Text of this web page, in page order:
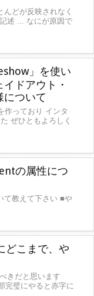
どが反映されなく
述 ... なにが原因で
」を使い
ドアウト・
について
作っており インタ
ぜひともよろしく
の属性につ
て教えて下さい ■や
どこまで、や
きだと思います
完璧にやると赤字に